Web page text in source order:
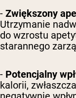
- Zwiększony
Utrzymanie
do wzrostu
starannego
- Potencjalny
kalorii,